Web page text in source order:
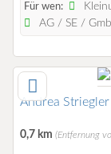
Für wen:
AG / SE /
Andrea
0,7 km (Entfernung